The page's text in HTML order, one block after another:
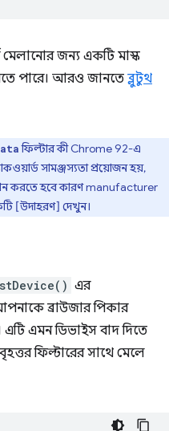
মেলানোর জন্য একটি মাস্ক
পারে। আরও জানতে ব্লুটুথ
ফিল্টার কী Chrome 92-এ
সামঞ্জস্যতা প্রয়োজন হয়,
করতে হবে কারণ manufacturer
[উদাহরণ] দেখুন।
এর
ব্রাউজার পিকার
এমন ডিভাইস বাদ দিতে
ফিল্টারের সাথে মেলে